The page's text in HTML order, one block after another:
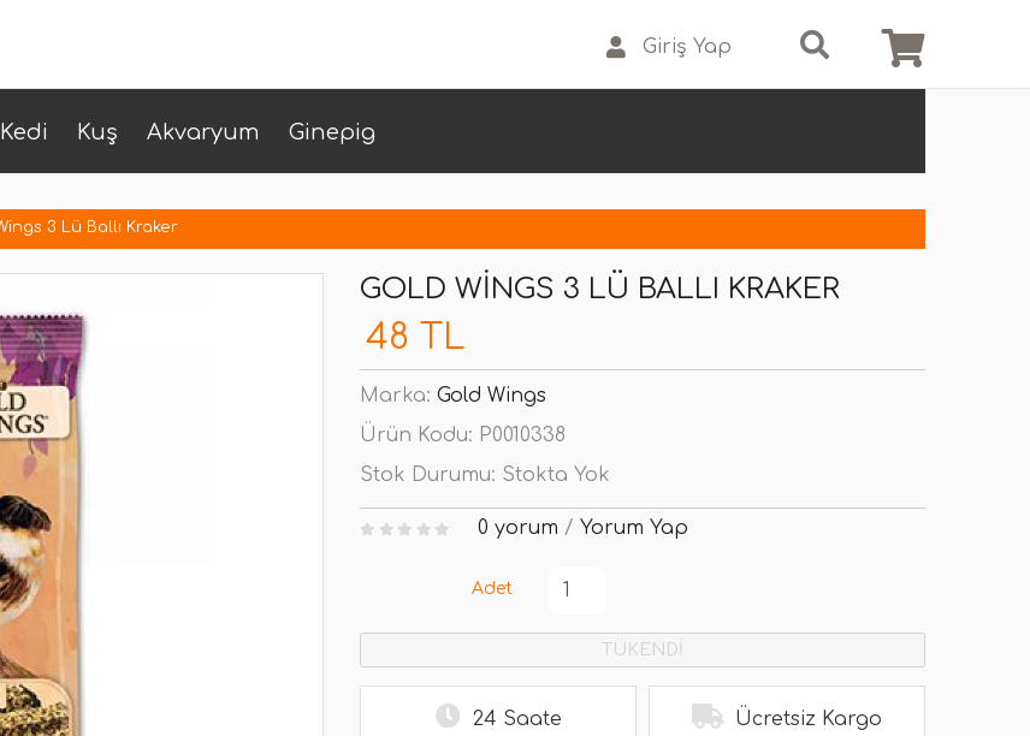
Giriş Yap
Kedi Kuş Akvaryum Ginepig
3 Lü Ballı Kraker
GOLD WINGS 3 LÜ BALLI KRAKER
48 TL
Marka: Gold Wings
Ürün Kodu: P0010338
Stok Durumu: Stokta Yok
0 yorum / Yorum Yap
Adet
TÜKENDİ
24 Saate Ücretsiz Kargo